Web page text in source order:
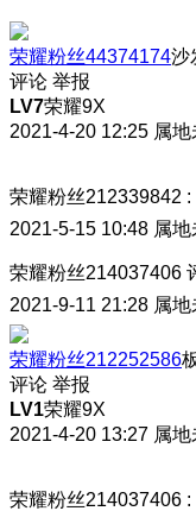
荣耀粉丝44374174沙
评论 举报
LV7荣耀9X
2021-4-20 12:25 属地
荣耀粉丝212339842 :
2021-5-15 10:48 属地
荣耀粉丝214037406
2021-9-11 21:28 属地
荣耀粉丝212252586
评论 举报
LV1荣耀9X
2021-4-20 13:27 属地
荣耀粉丝214037406 :